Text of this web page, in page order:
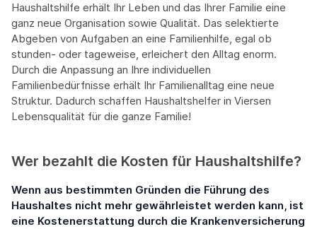
Haushaltshilfe erhält Ihr Leben und das Ihrer Familie eine
ganz neue Organisation sowie Qualität. Das selektierte
Abgeben von Aufgaben an eine Familienhilfe, egal ob
stunden- oder tageweise, erleichert den Alltag enorm.
Durch die Anpassung an Ihre individuellen
Familienbedürfnisse erhält Ihr Familienalltag eine neue
Struktur. Dadurch schaffen Haushaltshelfer in Viersen
Lebensqualität für die ganze Familie!
Wer bezahlt die Kosten für Haushaltshilfe?
Wenn aus bestimmten Gründen die Führung des
Haushaltes nicht mehr gewährleistet werden kann, ist
eine Kostenerstattung durch die Krankenversicherung